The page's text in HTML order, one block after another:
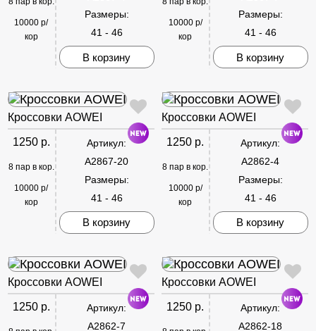
10000 р/
кор
Размеры:
41 - 46
В корзину
10000 р/
кор
Размеры:
41 - 46
В корзину
Кроссовки AOWEI
1250 р.
8 пар в кор.
10000 р/
кор
Артикул:
A2867-20
Размеры:
41 - 46
В корзину
Кроссовки AOWEI
1250 р.
8 пар в кор.
10000 р/
кор
Артикул:
A2862-4
Размеры:
41 - 46
В корзину
Кроссовки AOWEI
1250 р.
Артикул:
A2862-7
Кроссовки AOWEI
1250 р.
Артикул:
A2862-18